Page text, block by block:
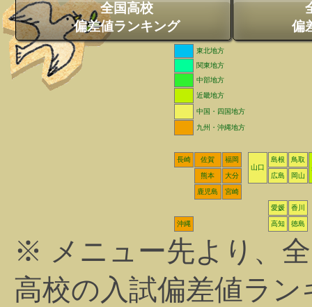
全国高校
偏差値ランキング
偏
東北地方
関東地方
中部地方
近畿地方
中国・四国地方
九州・沖縄地方
長崎 佐賀
福岡
山口
島根
鳥取
熊本
大分 広島 岡山
鹿児島 宮崎
愛媛 香川
沖縄 高知 徳島
※ メニュー先より、
高校の入試偏差値ラ